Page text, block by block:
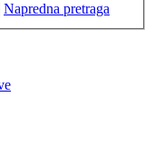
Napredna pretraga